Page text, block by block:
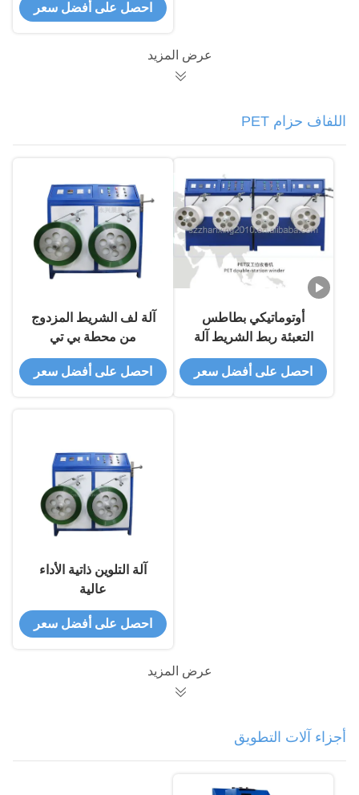
احصل على أفضل سعر
عرض المزيد
اللفاف حزام PET
أوتوماتيكي بطاطس
التعبئة ربط الشريط آلة
التلف مزدوجة محطة ربط
الملف
احصل على أفضل سعر
آلة لف الشريط المزدوج
من محطة بي تي
احصل على أفضل سعر
آلة التلوين ذاتية الأداء
عالية
احصل على أفضل سعر
عرض المزيد
أجزاء آلات التطويق